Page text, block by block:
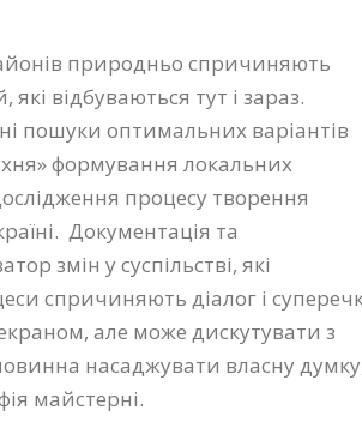
природньо спричиняють
відбуваються тут і зараз.
пошуки оптимальних варіантів
формування локальних
процесу творення
. Документація та
змін у суспільстві, які
спричиняють діалог і
але може дискутувати з
насаджувати власну
майстерні.